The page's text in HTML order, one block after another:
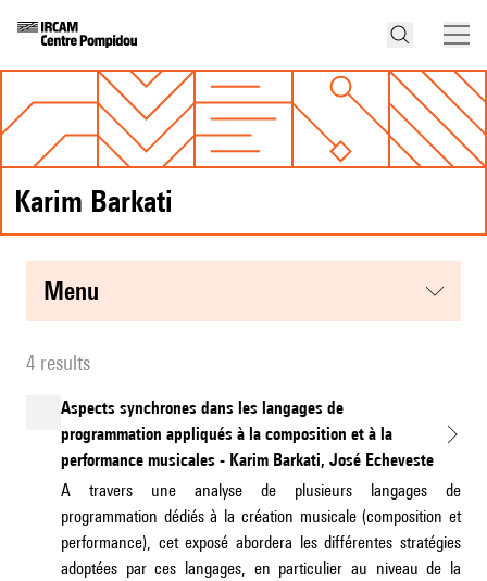
Karim Barkati
menu
4 results
Aspects synchrones dans les langages de
programmation appliqués à la composition et à la
performance musicales - Karim Barkati, José Echeveste
A travers une analyse de plusieurs langages de
programmation dédiés à la création musicale (composition et
performance), cet exposé abordera les différentes stratégies
adoptées par ces langages, en particulier au niveau de la